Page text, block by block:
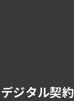
デジタル契約